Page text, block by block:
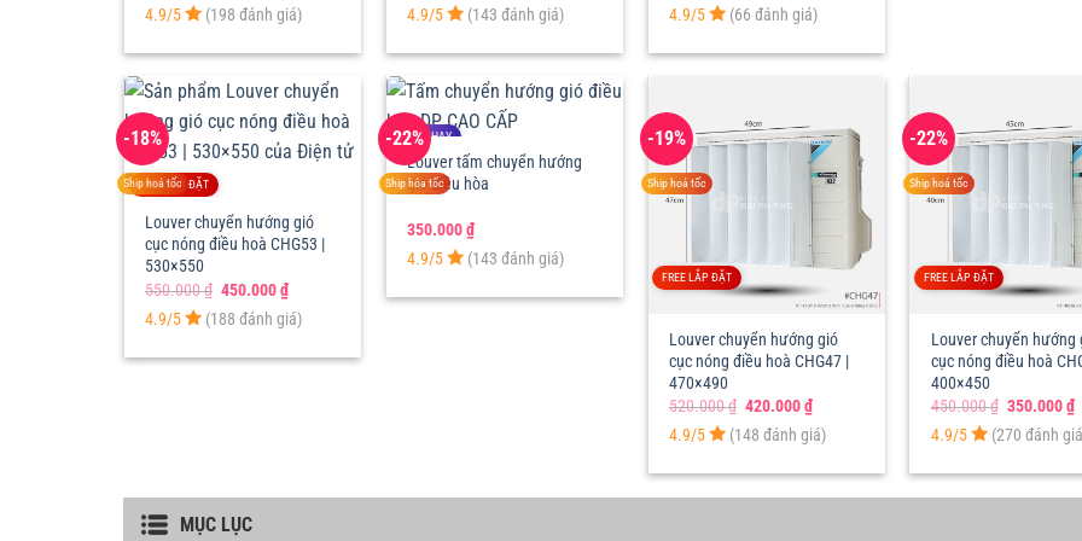
là:
tại
680.000 ₫.
4.9/5 (198 đánh giá)
là:
tại
650.000 ₫.
4.9/5 (143 đánh giá)
là:
tại
580.000 ₫.
4.9/5 (66 đánh giá)
-18%
Ship hoả tốc
FREE LẮP ĐẶT
Louver chuyển hướng gió
cục nóng điều hoà CHG53 |
530×550
550.000₫ Giá
là:
450.000₫Giá
hiện
tại
450.000 ₫.
4.9/5 (188 đánh giá)
-22%
Ship hỏa tốc
BÁN CHẠY
Louver tấm chuyển hướng
gió điều hòa
350.000₫
4.9/5
(143 đánh giá)
-19%
Ship hoả tốc
FREE LẮP ĐẶT
Louver chuyển hướng gió
cục nóng điều hoà CHG47 |
470×490
520.000₫ Giá
là:
420.000₫Giá
hiện
tại
420.000 ₫.
4.9/5 (148 đánh giá)
-22%
Ship hoả tốc
FREE LẮP ĐẶT
Louver chuyển hướng
cục nóng điều hoà
400×450
450.000₫ Giá
là:
350.000₫
4.9/5 (270 đánh
MỤC LỤC